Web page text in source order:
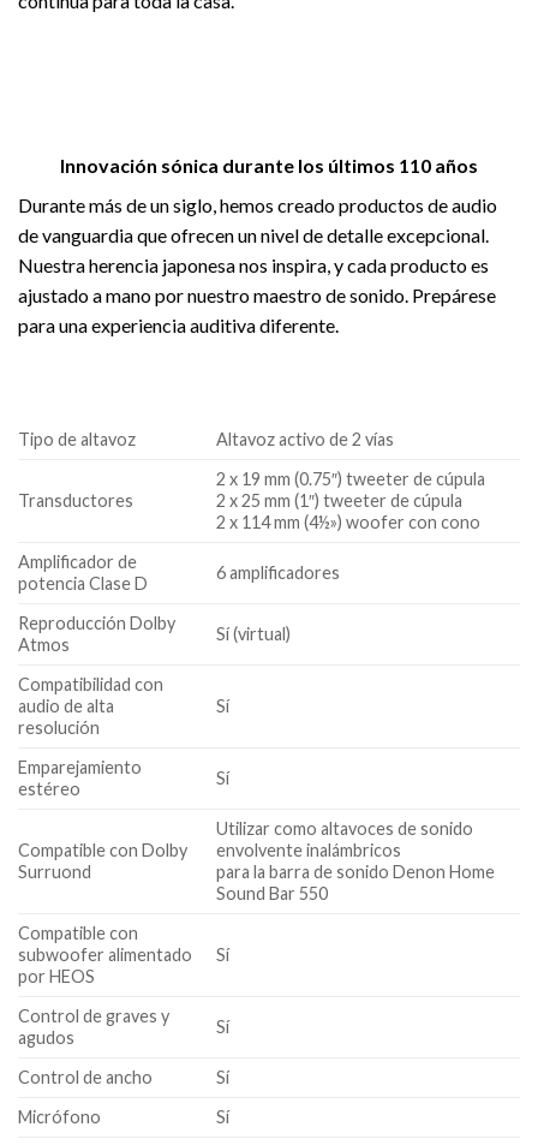
Innovación sónica durante los últimos 110 años
Durante más de un siglo, hemos creado productos de audio
de vanguardia que ofrecen un nivel de detalle excepcional.
Nuestra herencia japonesa nos inspira, y cada producto es
ajustado a mano por nuestro maestro de sonido. Prepárese
para una experiencia auditiva diferente.
Tipo de altavoz Altavoz activo de 2 vías
Transductores
2 x 19 mm (0.75″) tweeter de cúpula
2 x 25 mm (1″) tweeter de cúpula
2 x 114 mm (4½») woofer con cono
Amplificador de
potencia Clase D
6 amplificadores
Reproducción Dolby
Atmos
Sí (virtual)
Compatibilidad con
audio de alta
resolución
Sí
Emparejamiento
estéreo
Sí
Compatible con Dolby
Surruond
Utilizar como altavoces de sonido
envolvente inalámbricos
para la barra de sonido Denon Home
Sound Bar 550
Compatible con
subwoofer alimentado
por HEOS
Sí
Control de graves y
agudos
Sí
Control de ancho
Sí
Micrófono
Sí